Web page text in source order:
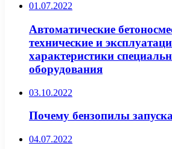
01.07.2022
Автоматические
технические и
характеристики
оборудования
03.10.2022
Почему бензопилы
04.07.2022